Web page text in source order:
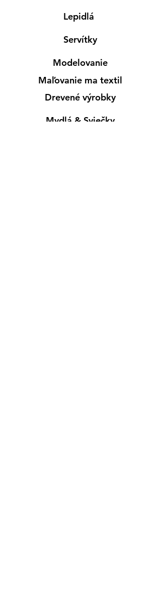
Lepidlá
Servítky
Modelovanie
Maľovanie ma textil
Drevené výrobky
Mydlá & Sviečky